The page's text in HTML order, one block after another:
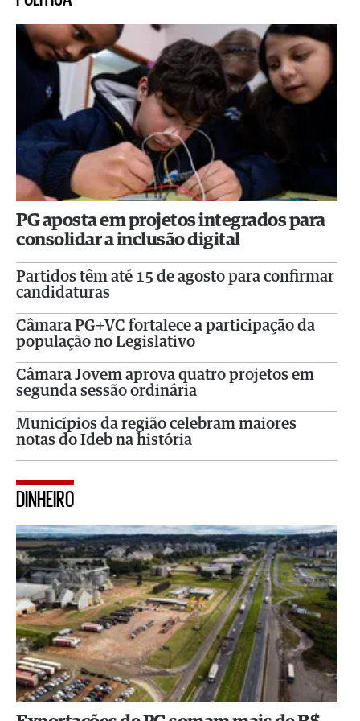
PG aposta em projetos integrados para
consolidar a inclusão digital
Partidos têm até 15 de agosto para confirmar
candidaturas
Câmara PG+VC fortalece a participação da
população no Legislativo
Câmara Jovem aprova quatro projetos em
segunda sessão ordinária
Municípios da região celebram maiores
notas do Ideb na história
DINHEIRO